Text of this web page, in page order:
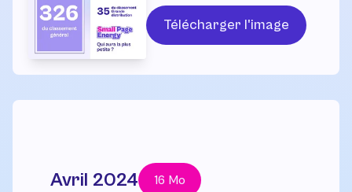
Télécharger l'image
Avril 2024 16 Mo